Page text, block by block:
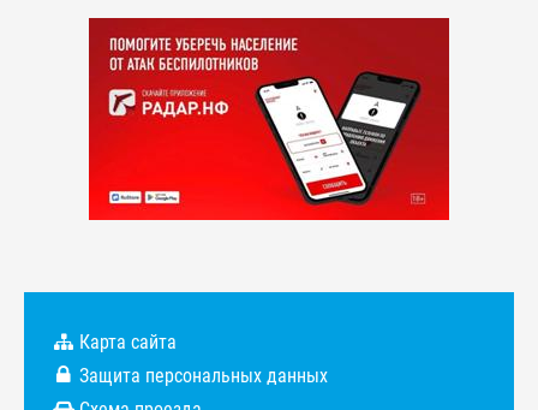
Карта сайта
Защита персональных данных